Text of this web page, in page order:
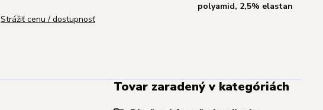
polyamid, 2,5% elastan
Strážiť cenu / dostupnosť
Tovar zaradený v kategóriách